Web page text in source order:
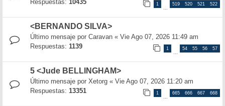
Respuestas: 10435 1
…
519 520 521 522
<BERNANDO SILVA>
Último mensaje por Caravan « Vie Ago 07, 2026 11:49 am
Respuestas: 1139 1
…
54 55 56 57
5 <Jude BELLINGHAM>
Último mensaje por Xetorg « Vie Ago 07, 2026 11:20 am
Respuestas: 13351 1
…
665 666 667 668